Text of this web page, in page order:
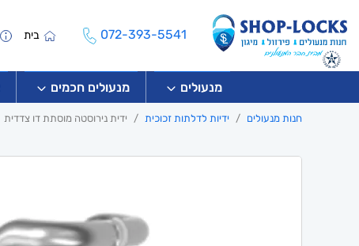
072-393-5541 בית
מנעולים מנעולים חכמים
חנות מנעולים ידיות לדלתות זכוכית ידית נירוסטה מוסתת דו צדדית